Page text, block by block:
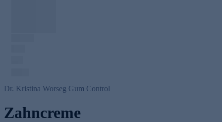
Dr. Kristina Worseg Gum Control
Zahncreme